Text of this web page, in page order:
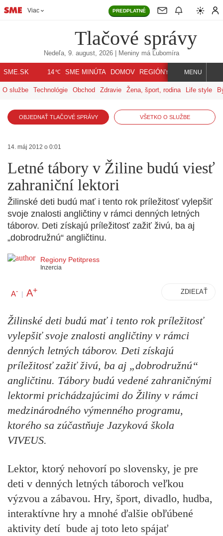
Viac PREDPLATNÉ
Tlačové správy
Nedeľa, 9. august, 2026 | Meniny má Ľubomíra
SME.SK 14℃ SME MINÚTA DOMOV REGIÓNY INDEX SVET
MENU
O službe Technológie Obchod Zdravie Žena, šport, rodina Life style
OBJEDNAŤ TLAČOVÉ SPRÁVY VŠETKO O SLUŽBE
14. máj 2012 o 0:01
Letné tábory v Žiline budú viesť
zahraniční lektori
Žilinské deti budú mať i tento rok príležitosť vylepšiť
svoje znalosti angličtiny v rámci denných letných
táborov. Deti získajú príležitosť zažiť živú, ba aj
„dobrodružnú“ angličtinu.
Regiony Petitpress
Inzercia
A- | A+ ZDIEĽAŤ
Žilinské deti budú mať i tento rok príležitosť
vylepšiť svoje znalosti angličtiny v rámci
denných letných táborov. Deti získajú
príležitosť zažiť živú, ba aj „dobrodružnú“
angličtinu. Tábory budú vedené zahraničnými
lektormi prichádzajúcimi do Žiliny v rámci
medzinárodného výmenného programu,
ktorého sa zúčastňuje Jazyková škola
VIVEUS.
Lektor, ktorý nehovorí po slovensky, je pre
deti v denných letných táboroch veľkou
výzvou a zábavou. Hry, šport, divadlo, hudba,
interaktívne hry a mnohé ďalšie obľúbené
aktivity detí bude aj toto leto spájať